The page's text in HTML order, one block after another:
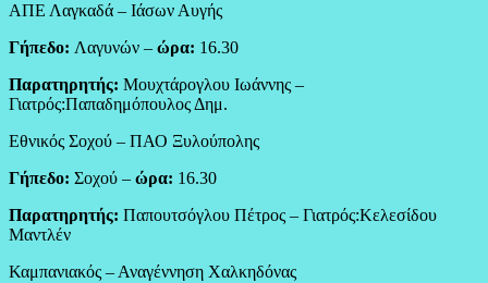
ΑΠΕ Λαγκαδά – Ιάσων Αυγής
Γήπεδο: Λαγυνών – ώρα: 16.30
Παρατηρητής: Μουχτάρογλου Ιωάννης –
Γιατρός:Παπαδημόπουλος Δημ.
Εθνικός Σοχού – ΠΑΟ Ξυλούπολης
Γήπεδο: Σοχού – ώρα: 16.30
Παρατηρητής: Παπουτσόγλου Πέτρος – Γιατρός:Κελεσίδου
Μαντλέν
Καμπανιακός – Αναγέννηση Χαλκηδόνας